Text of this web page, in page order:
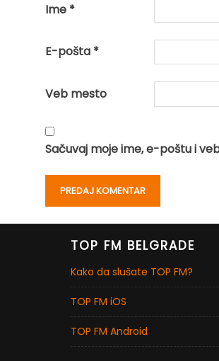
Ime *
E-pošta *
Veb mesto
Sačuvaj moje ime, e-poštu i
TOP FM BELGRADE
Kako da slušate TOP FM?
TOP FM iOS
TOP FM Android